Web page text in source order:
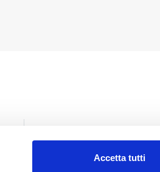
Accetta tutti